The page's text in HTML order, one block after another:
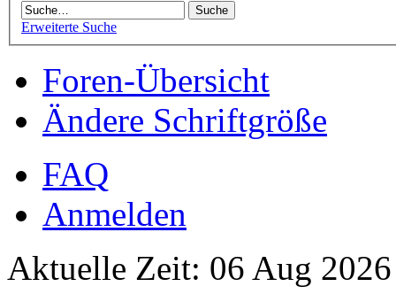
Erweiterte Suche
Foren-Übersicht
Ändere Schriftgröße
FAQ
Anmelden
Aktuelle Zeit: 06 Aug